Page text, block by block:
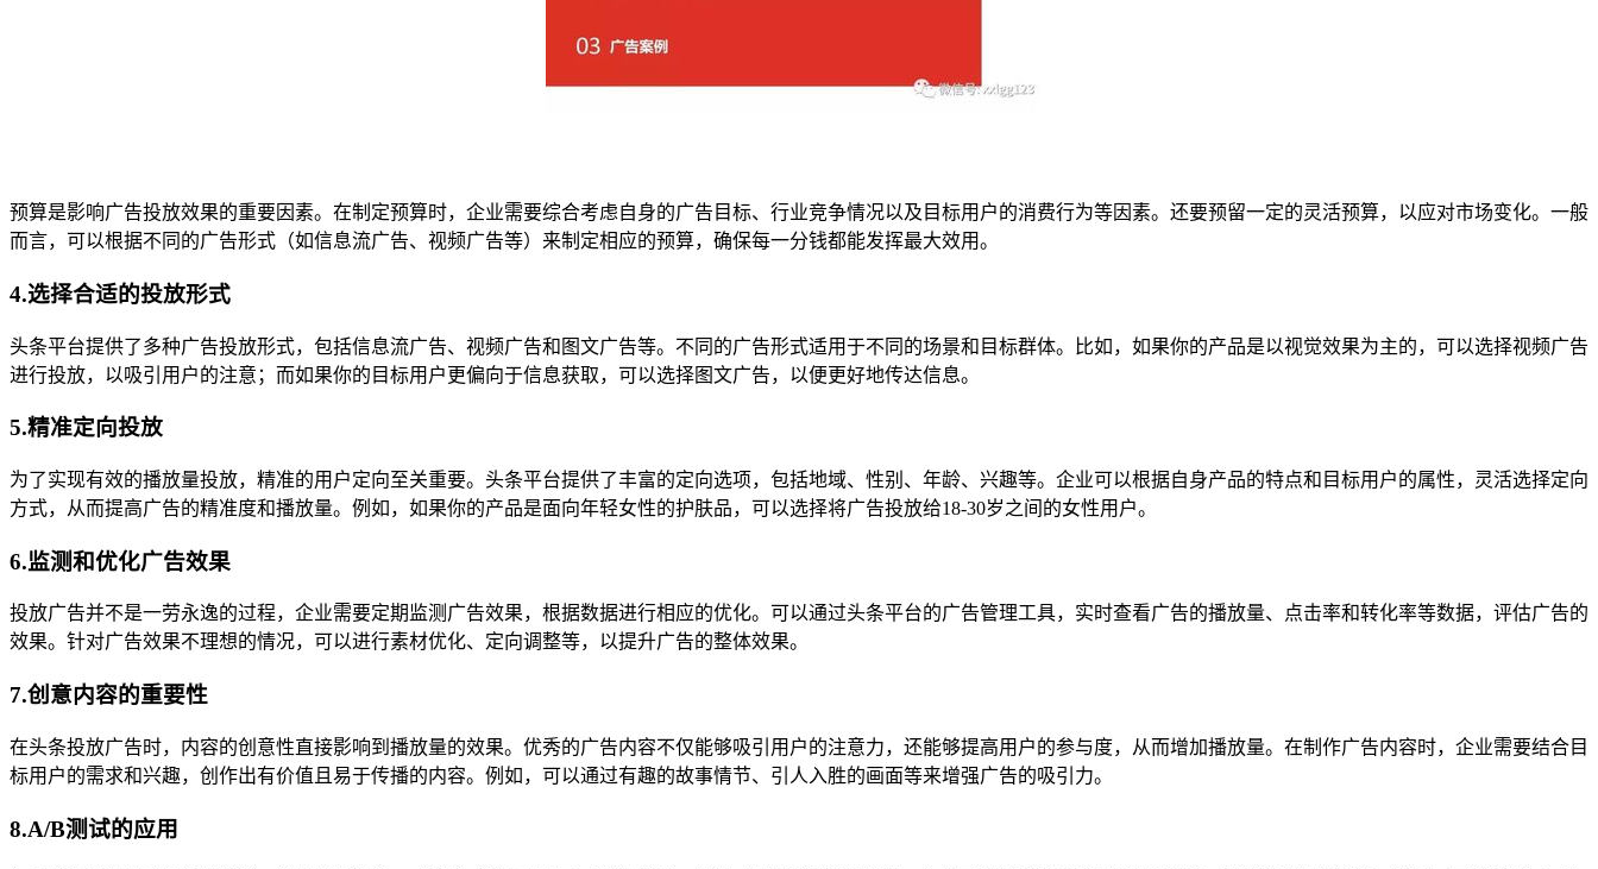
预算是影响广告投放效果的重要因素。在制定预算时，企业需要综合考虑自身的广告目标、行业竞争情况以及目标用户的消费行为等因素。还要预留一定的灵活预算，以应对市场变化。一般
而言，可以根据不同的广告形式（如信息流广告、视频广告等）来制定相应的预算，确保每一分钱都能发挥最大效用。
4.选择合适的投放形式
头条平台提供了多种广告投放形式，包括信息流广告、视频广告和图文广告等。不同的广告形式适用于不同的场景和目标群体。比如，如果你的产品是以视觉效果为主的，可以选择视频广告
进行投放，以吸引用户的注意；而如果你的目标用户更偏向于信息获取，可以选择图文广告，以便更好地传达信息。
5.精准定向投放
为了实现有效的播放量投放，精准的用户定向至关重要。头条平台提供了丰富的定向选项，包括地域、性别、年龄、兴趣等。企业可以根据自身产品的特点和目标用户的属性，灵活选择定向
方式，从而提高广告的精准度和播放量。例如，如果你的产品是面向年轻女性的护肤品，可以选择将广告投放给18-30岁之间的女性用户。
6.监测和优化广告效果
投放广告并不是一劳永逸的过程，企业需要定期监测广告效果，根据数据进行相应的优化。可以通过头条平台的广告管理工具，实时查看广告的播放量、点击率和转化率等数据，评估广告的
效果。针对广告效果不理想的情况，可以进行素材优化、定向调整等，以提升广告的整体效果。
7.创意内容的重要性
在头条投放广告时，内容的创意性直接影响到播放量的效果。优秀的广告内容不仅能够吸引用户的注意力，还能够提高用户的参与度，从而增加播放量。在制作广告内容时，企业需要结合目
标用户的需求和兴趣，创作出有价值且易于传播的内容。例如，可以通过有趣的故事情节、引人入胜的画面等来增强广告的吸引力。
8.A/B测试的应用